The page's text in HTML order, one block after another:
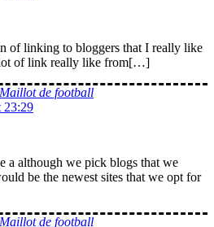
of linking to bloggers that I really like
lot of link really like from[…]
Maillot de football
23:29
although we pick blogs that we
be the newest sites that we opt for
Maillot de football